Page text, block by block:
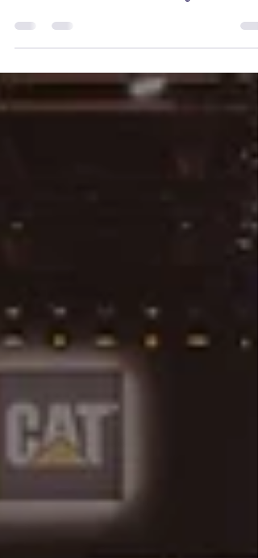
สำหรับการเดินทางเป็นสิ่งสำคัญที่จะช่วยให้
คุณได้รับประสบ